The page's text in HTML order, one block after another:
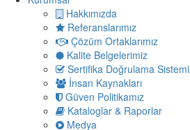
Hakkımızda
Referanslarımız
Çözüm Ortaklarımız
Kalite Belgelerimiz
Sertifika Doğrulama Sistemi
İnsan Kaynakları
Güven Politikamız
Kataloglar & Raporlar
Medya